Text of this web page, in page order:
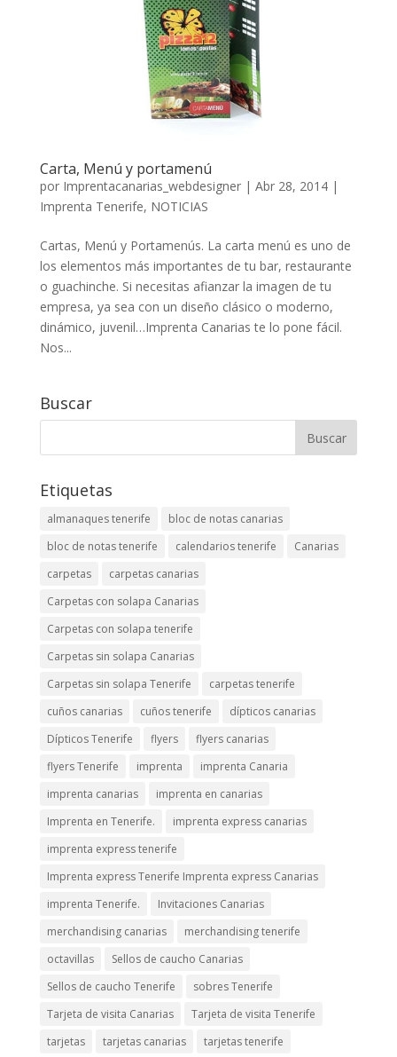
Carta, Menú y portamenú
por Imprentacanarias_webdesigner| Abr 28, 2014|
Imprenta Tenerife, NOTICIAS
Cartas, Menú y Portamenús. La carta menú es uno de
los elementos más importantes de tu bar, restaurante
o guachinche. Si necesitas afianzar la imagen de tu
empresa, ya sea con un diseño clásico o moderno,
dinámico, juvenil…Imprenta Canarias te lo pone fácil.
Nos...
Buscar
Etiquetas
almanaques tenerife
bloc de notas canarias
bloc de notas tenerife
calendarios tenerife
Canarias
carpetas
carpetas canarias
Carpetas con solapa Canarias
Carpetas con solapa tenerife
Carpetas sin solapa Canarias
Carpetas sin solapa Tenerife
carpetas tenerife
cuños canarias
cuños tenerife
dípticos canarias
Dípticos Tenerife
flyers
flyers canarias
flyers Tenerife
imprenta
imprenta Canaria
imprenta canarias
imprenta en canarias
Imprenta en Tenerife.
imprenta express canarias
imprenta express tenerife
Imprenta express Tenerife Imprenta express Canarias
imprenta Tenerife.
Invitaciones Canarias
merchandising canarias
merchandising tenerife
octavillas
Sellos de caucho Canarias
Sellos de caucho Tenerife
sobres Tenerife
Tarjeta de visita Canarias
Tarjeta de visita Tenerife
tarjetas
tarjetas canarias tarjetas tenerife